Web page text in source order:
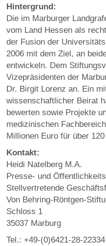
Hintergrund:
Die im Marburger
vom Land Hessen als
der Fusion der
2006 mit dem Ziel, an
entwickeln. Dem
Vizepräsidenten der
Dr. Birgit Lorenz an. Ein
wissenschaftlicher Beirat
bewerten sowie Projekte
medizinischen
Millionen Euro für über
Kontakt:
Heidi Natelberg M.A.
Presse- und
Stellvertretende
Von Behring-Röntgen-
Schloss 1
35037 Marburg
Tel.: +49-(0)6421-28-22334